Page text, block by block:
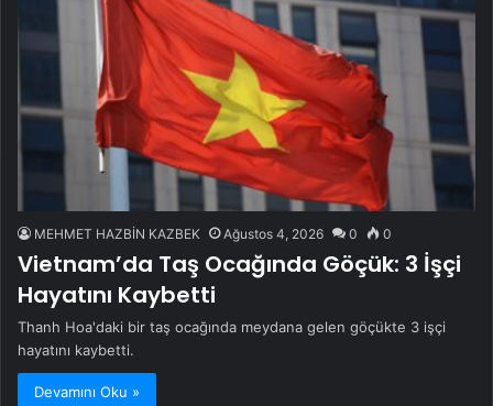
MEHMET HAZBİN KAZBEK Ağustos 4, 2026 0 0
Vietnam’da Taş Ocağında Göçük: 3 İşçi
Hayatını Kaybetti
Thanh Hoa'daki bir taş ocağında meydana gelen göçükte 3 işçi
hayatını kaybetti.
Devamını Oku »